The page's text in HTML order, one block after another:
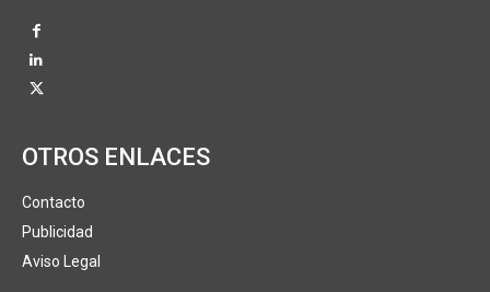
OTROS ENLACES
Contacto
Publicidad
Aviso Legal